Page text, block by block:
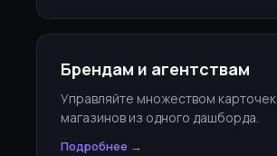
Брендам и агентствам
Управляйте множеством карточек
магазинов из одного дашборда.
Подробнее →